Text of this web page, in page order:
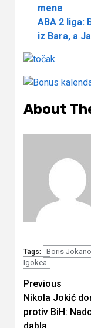
mene
ABA 2 liga:
iz Bara, a
About
Tags: Boris
Igokea
Previous
Nikola Jokić
protiv BiH: